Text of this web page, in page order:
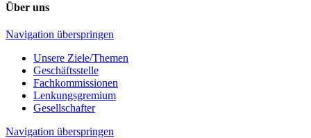
Über uns
Navigation überspringen
Unsere Ziele/Themen
Geschäftsstelle
Fachkommissionen
Lenkungsgremium
Gesellschafter
Navigation überspringen